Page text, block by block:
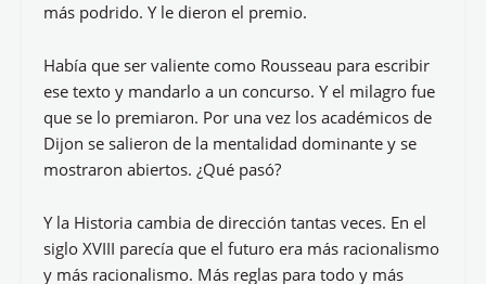
más podrido. Y le dieron el premio.
Había que ser valiente como Rousseau para escribir
ese texto y mandarlo a un concurso. Y el milagro fue
que se lo premiaron. Por una vez los académicos de
Dijon se salieron de la mentalidad dominante y se
mostraron abiertos. ¿Qué pasó?
Y la Historia cambia de dirección tantas veces. En el
siglo XVIII parecía que el futuro era más racionalismo
y más racionalismo. Más reglas para todo y más